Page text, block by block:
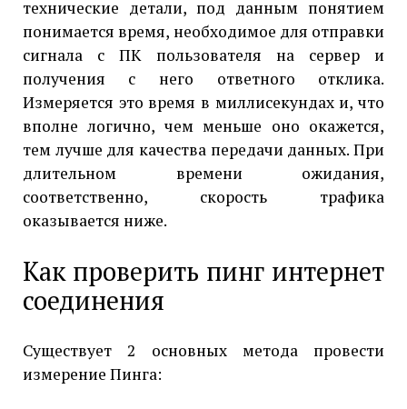
технические детали, под данным понятием
понимается время, необходимое для отправки
сигнала с ПК пользователя на сервер и
получения с него ответного отклика.
Измеряется это время в миллисекундах и, что
вполне логично, чем меньше оно окажется,
тем лучше для качества передачи данных. При
длительном времени ожидания,
соответственно, скорость трафика
оказывается ниже.
Как проверить пинг интернет
соединения
Существует 2 основных метода провести
измерение Пинга: